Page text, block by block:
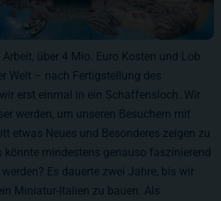
über 4 Mio. Euro Kosten und Lob
Welt – nach Fertigstellung des
erst einmal in ein Schaffensloch. Wir
werden, um unseren Besuchern mit
etwas Neues und Besonderes zeigen zu
könnte mindestens genauso faszinierend
Es dauerte zwei Jahre, bis wir
Miniatur-Italien zu bauen. Als